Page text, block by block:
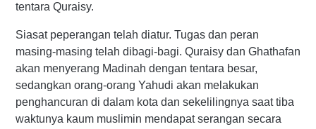
tentara Quraisy.
Siasat peperangan telah diatur. Tugas dan peran
masing-masing telah dibagi-bagi. Quraisy dan Ghathafan
akan menyerang Madinah dengan tentara besar,
sedangkan orang-orang Yahudi akan melakukan
penghancuran di dalam kota dan sekelilingnya saat tiba
waktunya kaum muslimin mendapat serangan secara